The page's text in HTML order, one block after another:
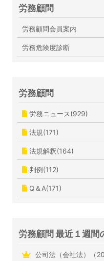
労務顧問
労務顧問会員案内
労務危険度診断
労務顧問
労務ニュース(929)
法規(171)
法規解釈(164)
判例(112)
Q＆A(171)
労務顧問 最近１週間
公司法（会社法）（